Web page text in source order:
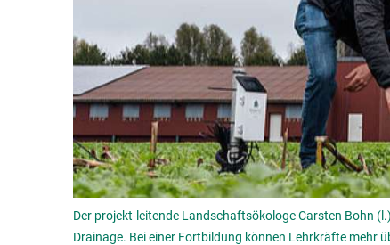
Der projekt-leitende Landschaftsökologe Carsten Bohn
Drainage. Bei einer Fortbildung können Lehrkräfte mehr